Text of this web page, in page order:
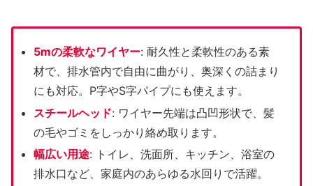
5mの柔軟なワイヤー: 耐久性と柔軟性のある素
材で、排水管内で自由に曲がり、奥深くの詰まり
にも対応。P字やS字パイプにも使えます。
スチールヘッド: ワイヤー先端は凸凹形状で、髪
の毛やゴミをしっかり絡め取ります。
幅広い用途: トイレ、洗面所、キッチン、浴室の
排水口など、家庭内のあらゆる水回りで活躍。